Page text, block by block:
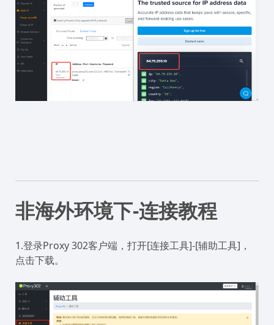
非海外环境下-连接教程
1.登录Proxy 302客户端，打开[连接工具]-[辅助工具]，
点击下载。